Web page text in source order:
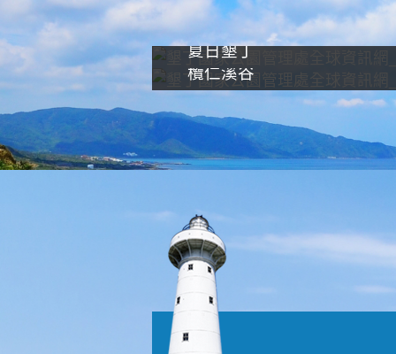
夏日墾丁
欖仁溪谷